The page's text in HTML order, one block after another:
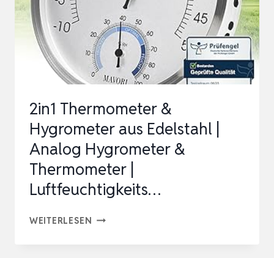
STELLEN
|
TEMPERATUR
UND
2in1 Thermometer &
Hygrometer aus Edelstahl |
Analog Hygrometer &
Thermometer |
Luftfeuchtigkeits…
WEITERLESEN 2IN1